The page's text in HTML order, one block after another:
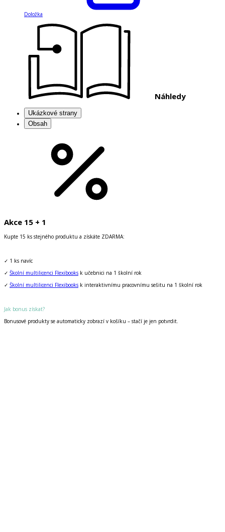
Doložka
Náhledy
Ukázkové strany
Obsah
Akce 15 + 1
Kupte 15 ks stejného produktu a získáte ZDARMA:
✓ 1 ks navíc
✓ Školní multilicenci Flexibooks k učebnici na 1 školní rok
✓ Školní multilicenci Flexibooks k interaktivnímu pracovnímu sešitu na 1 školní rok
Jak bonus získat?
Bonusové produkty se automaticky zobrazí v košíku – stačí je jen potvrdit.